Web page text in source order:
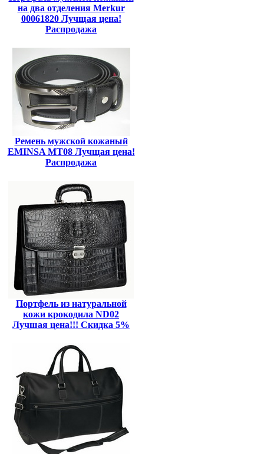
на два отделения Merkur
00061820 Лучщая цена!
Распродажа
Ремень мужской кожаный
EMINSA MT08 Лучщая цена!
Распродажа
Портфель из натуральной
кожи крокодила ND02
Лучшая цена!!! Скидка 5%